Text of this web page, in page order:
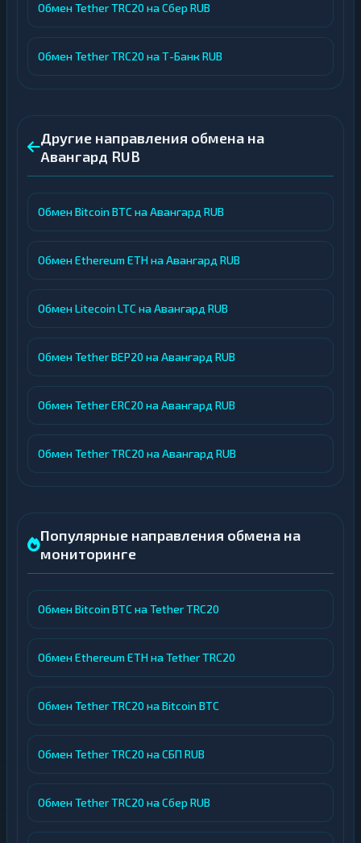
Обмен Tether TRC20 на Сбер RUB
Обмен Tether TRC20 на Т-Банк RUB
Другие направления обмена на
Авангард RUB
Обмен Bitcoin BTC на Авангард RUB
Обмен Ethereum ETH на Авангард RUB
Обмен Litecoin LTC на Авангард RUB
Обмен Tether BEP20 на Авангард RUB
Обмен Tether ERC20 на Авангард RUB
Обмен Tether TRC20 на Авангард RUB
Популярные направления обмена на
мониторинге
Обмен Bitcoin BTC на Tether TRC20
Обмен Ethereum ETH на Tether TRC20
Обмен Tether TRC20 на Bitcoin BTC
Обмен Tether TRC20 на СБП RUB
Обмен Tether TRC20 на Сбер RUB